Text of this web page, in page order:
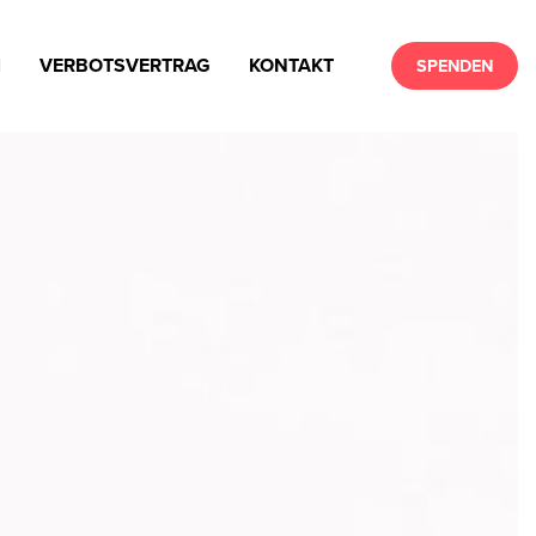
VERBOTSVERTRAG KONTAKT SPENDEN